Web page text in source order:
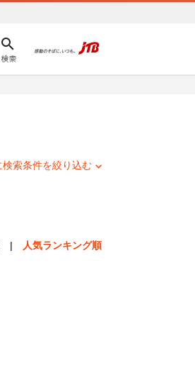
検索条件を絞り込む
| 人気ランキング順